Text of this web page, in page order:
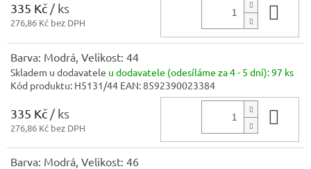
335 Kč / ks
276,86 Kč bez DPH
Barva: Modrá, Velikost: 44
Skladem u dodavatele u dodavatele (odesíláme za 4 - 5 dní):97 ks
Kód produktu: H5131/44 EAN:8592390023384
335 Kč / ks
276,86 Kč bez DPH
Barva: Modrá, Velikost: 46